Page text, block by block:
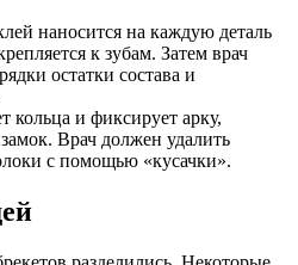
наносится на каждую деталь
к зубам. Затем врач
остатки состава и
кольца и фиксирует арку,
Врач должен удалить
с помощью «кусачки».